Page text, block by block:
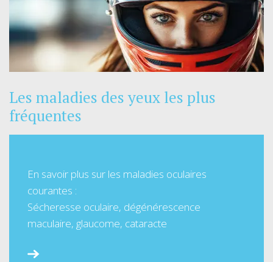
Les maladies des yeux les plus
fréquentes
En savoir plus sur les maladies oculaires
courantes :
Sécheresse oculaire, dégénérescence
maculaire, glaucome, cataracte